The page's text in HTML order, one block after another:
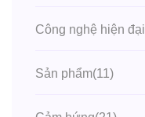
Công nghệ hiện đại
Sản phẩm(11)